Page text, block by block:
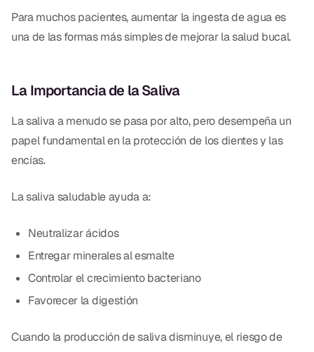
Para muchos pacientes, aumentar la ingesta de agua es
una de las formas más simples de mejorar la salud bucal.
La Importancia de la Saliva
La saliva a menudo se pasa por alto, pero desempeña un
papel fundamental en la protección de los dientes y las
encías.
La saliva saludable ayuda a:
Neutralizar ácidos
Entregar minerales al esmalte
Controlar el crecimiento bacteriano
Favorecer la digestión
Cuando la producción de saliva disminuye, el riesgo de